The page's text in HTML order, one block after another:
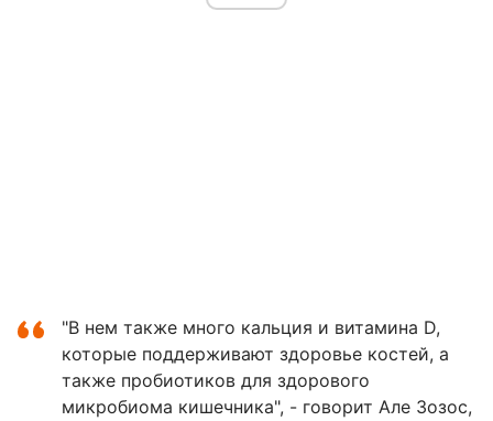
"В нем также много кальция и витамина D,
которые поддерживают здоровье костей, а
также пробиотиков для здорового
микробиома кишечника", - говорит Але Зозос,